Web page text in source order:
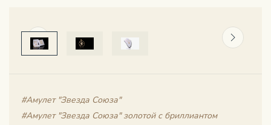
#Амулет "Звезда Союза"
#Амулет "Звезда Союза" золотой с бриллиантом